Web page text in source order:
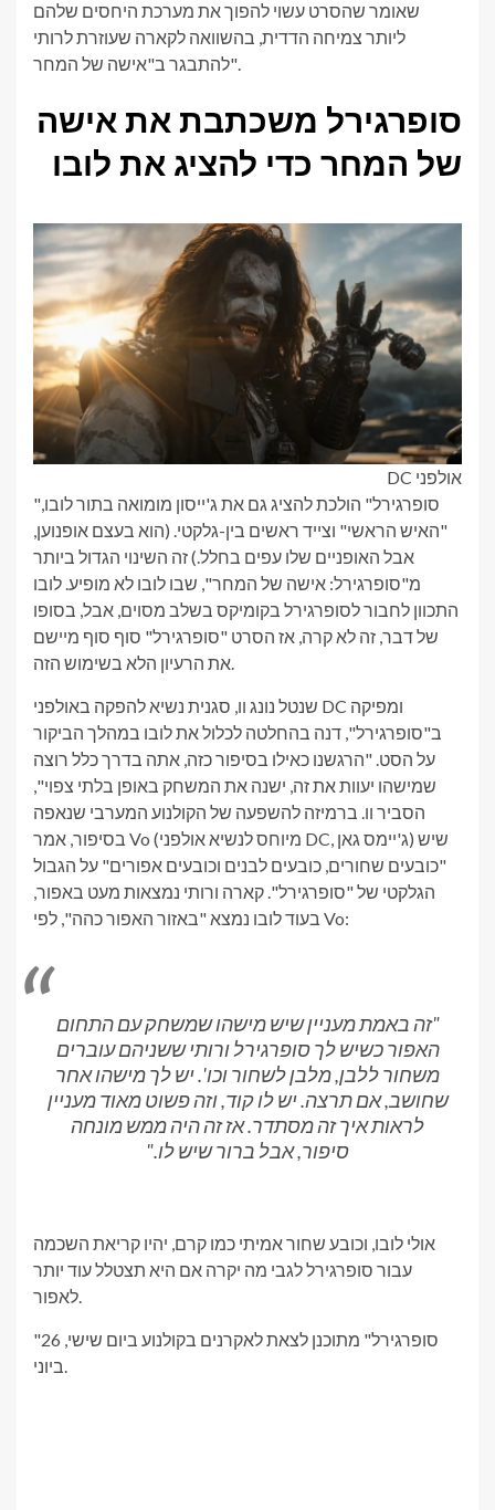
שאומר שהסרט עשוי להפוך את מערכת היחסים שלהם
ליותר צמיחה הדדית, בהשוואה לקארה שעוזרת לרותי
להתבגר ב"אישה של המחר".
סופרגירל משכתבת את אישה
של המחר כדי להציג את לובו
אולפני DC
"סופרגירל" הולכת להציג גם את ג'ייסון מומואה בתור לובו,
"האיש הראשי" וצייד ראשים בין-גלקטי. (הוא בעצם אופנוען,
אבל האופניים שלו עפים בחלל.) זה השינוי הגדול ביותר
מ"סופרגירל: אישה של המחר", שבו לובו לא מופיע. לובו
התכוון לחבור לסופרגירל בקומיקס בשלב מסוים, אבל, בסופו
של דבר, זה לא קרה, אז הסרט "סופרגירל" סוף סוף מיישם
שנטל נונג וו, סגנית נשיא להפקה באולפני DC ומפיקה
ב"סופרגירל", דנה בהחלטה לכלול את לובו במהלך הביקור
על הסט. "הרגשנו כאילו בסיפור כזה, אתה בדרך כלל רוצה
שמישהו יעוות את זה, ישנה את המשחק באופן בלתי צפוי",
הסביר וו. ברמיזה להשפעה של הקולנוע המערבי שנאפה
בסיפור, אמר Vo (מיוחס לנשיא אולפני DC, ג'יימס גאן) שיש
"כובעים שחורים, כובעים לבנים וכובעים אפורים" על הגבול
הגלקטי של "סופרגירל". קארה ורותי נמצאות מעט באפור,
בעוד לובו נמצא "באזור האפור כהה", לפי Vo:
"זה באמת מעניין שיש מישהו שמשחק עם התחום
האפור כשיש לך סופרגירל ורותי ששניהם עוברים
משחור ללבן, מלבן לשחור וכו'. יש לך מישהו אחר
שחושב, אם תרצה. יש לו קוד, וזה פשוט מאוד מעניין
לראות איך זה מסתדר. אז זה היה ממש מונחה
סיפור, אבל ברור שיש לו."
אולי לובו, וכובע שחור אמיתי כמו קרם, יהיו קריאת השכמה
עבור סופרגירל לגבי מה יקרה אם היא תצטלל עוד יותר
"סופרגירל" מתוכנן לצאת לאקרנים בקולנוע ביום שישי, 26